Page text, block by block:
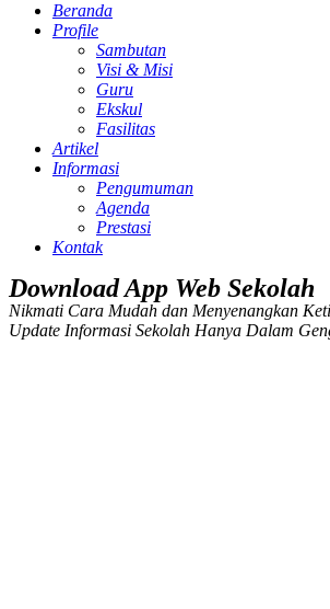
Beranda
Profile
Sambutan
Visi & Misi
Guru
Ekskul
Fasilitas
Artikel
Informasi
Pengumuman
Agenda
Prestasi
Kontak
Download App Web Sekolah
Nikmati Cara Mudah dan Menyenangkan
Update Informasi Sekolah Hanya Dalam